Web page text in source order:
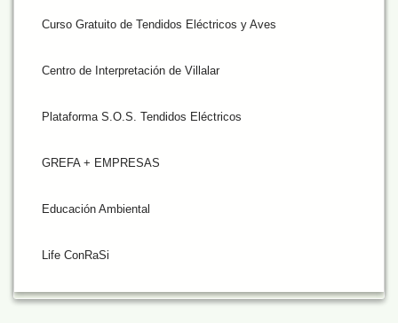
Curso Gratuito de Tendidos Eléctricos y Aves
Centro de Interpretación de Villalar
Plataforma S.O.S. Tendidos Eléctricos
GREFA + EMPRESAS
Educación Ambiental
Life ConRaSi